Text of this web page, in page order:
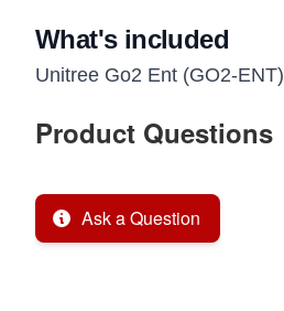
What's included
Unitree Go2 Ent (GO2-ENT)
Product Questions
Ask a Question